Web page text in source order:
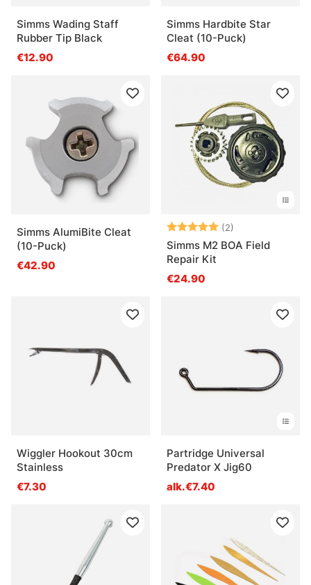
Simms Wading Staff
Rubber Tip Black
€12.90
Simms Hardbite Star
Cleat (10-Puck)
€64.90
Simms AlumiBite Cleat
(10-Puck)
€42.90
Arvio: (2)
Simms M2 BOA Field
Repair Kit
€24.90
Wiggler Hookout 30cm
Stainless
€7.30
Partridge Universal
Predator X Jig60
alk.€7.40